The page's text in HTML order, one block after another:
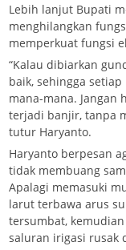
Lebih lanjut Bupati
menghilangkan
memperkuat fungsi
“Kalau dibiarkan
baik, sehingga
mana-mana. Jangan
terjadi banjir, tanpa
tutur Haryanto.
Haryanto berpesan
tidak membuang
Apalagi memasuki
larut terbawa arus
tersumbat,
saluran irigasi rusak